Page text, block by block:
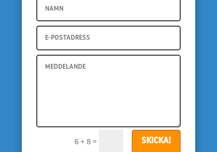
6 + 8 = SKICKA!